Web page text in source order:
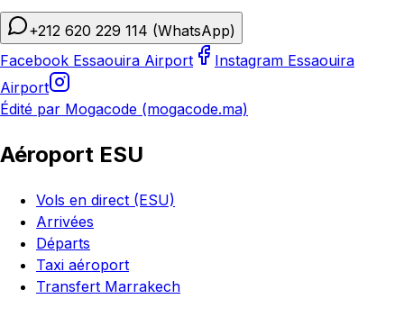
+212 620 229 114 (WhatsApp)
Facebook Essaouira Airport
Instagram Essaouira
Airport
Édité par Mogacode (mogacode.ma)
Aéroport ESU
Vols en direct (ESU)
Arrivées
Départs
Taxi aéroport
Transfert Marrakech